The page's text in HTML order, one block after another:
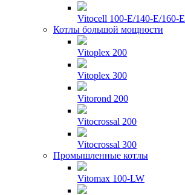
Vitocell 100-E/140-E/160-E
Котлы большой мощности
Vitoplex 200
Vitoplex 300
Vitorond 200
Vitocrossal 200
Vitocrossal 300
Промышленные котлы
Vitomax 100-LW